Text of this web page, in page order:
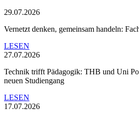
29.07.2026
Vernetzt denken, gemeinsam handeln:
LESEN
27.07.2026
Technik trifft Pädagogik: THB und Uni
neuen Studiengang
LESEN
17.07.2026